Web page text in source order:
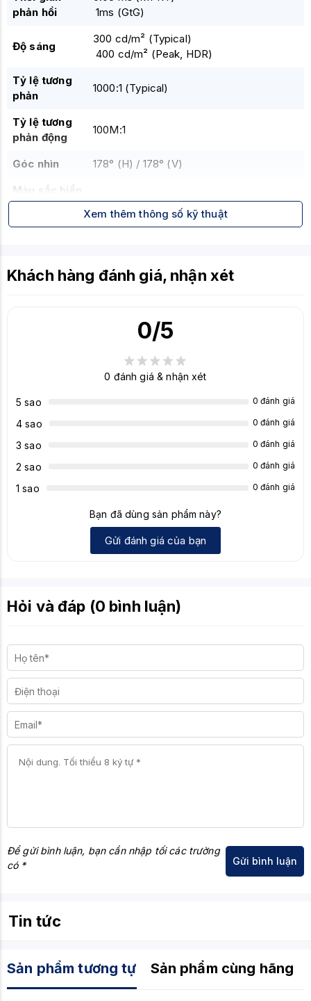
phản hồi
1ms (GtG)
Độ sáng
300 cd/m² (Typical)
400 cd/m² (Peak, HDR)
Tỷ lệ tương
phản
1000:1 (Typical)
Tỷ lệ tương
phản động
100M:1
Góc nhìn
178° (H) / 178° (V)
Màu sắc hiển
thị
1.07 Tỷ màu (8-bit + FRC)
Không gian
2 x HDMI 2.0
2 x USB 2.0 Type-A
1 x USB 2.0 Type-B (Upstream)
Adaptive-Sync (Hỗ trợ FreeSync Premium
HDR
Đèn nền
Loa tích hợp
Có thể điều chỉnh độ cao, xoay (Swivel),
nghiêng (Tilt)
bảo vệ mắt
Flicker
Gaming khác
Switch, Smart Crosshair, AI Vision...
Trọng lượng
Khoảng 6.05 kg (với chân đế)
Xem thêm thông số kỹ thuật
Khách hàng đánh giá, nhận xét
0/5
0 đánh giá & nhận xét
5 sao 0 đánh giá
4 sao 0 đánh giá
3 sao 0 đánh giá
2 sao 0 đánh giá
1 sao 0 đánh giá
Bạn đã dùng sản phẩm này?
Gửi đánh giá của bạn
Hỏi và đáp (0 bình luận)
Để gửi bình luận, bạn cần nhập tối các trường
có *
Tin tức
Sản phẩm tương tự Sản phẩm cùng hãng